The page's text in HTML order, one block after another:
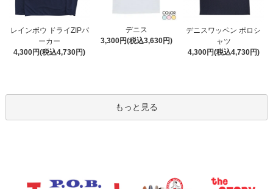
レインボウ ドライZIPパ
ーカー
4,300円(税込4,730円)
デニス
3,300円(税込3,630円)
デニスワッペン ポロシ
ャツ
4,300円(税込4,730円)
もっと見る